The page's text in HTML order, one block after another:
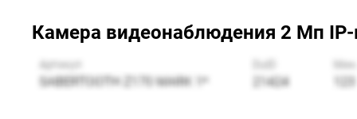
Камера видеонаблюдения 2 Мп IP-